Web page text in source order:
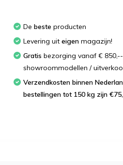
Debeste producten
Levering uiteigen magazijn!
Gratis bezorging vanaf €
showroommodellen /
Verzendkosten binnen Nederland; bestellingen tot 5 kg zijn €5,95 en
bestellingen tot 150 kg zijn